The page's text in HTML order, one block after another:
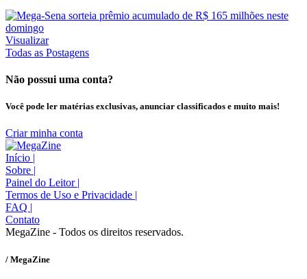
Visualizar
Todas as Postagens
Não possui uma conta?
Você pode ler matérias exclusivas, anunciar classificados e muito mais!
Criar minha conta
Início |
Sobre |
Painel do Leitor |
Termos de Uso e Privacidade |
FAQ |
Contato
MegaZine - Todos os direitos reservados.
/ MegaZine